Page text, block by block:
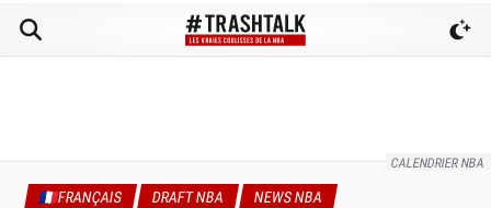
CALENDRIER NBA
🇫🇷FRANÇAIS DRAFT NBA NEWS NBA